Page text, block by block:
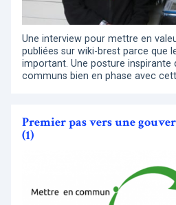
Une interview pour mettre en
publiées sur wiki-brest parce que
important. Une posture inspirante
communs bien en phase avec
Premier pas vers une
(1)